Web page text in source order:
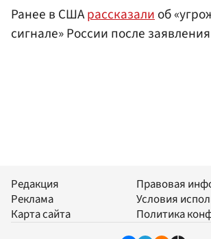
Ранее в СШАрассказалиоб
сигнале» России после
Редакция
Реклама
Карта сайта
Правовая
Условия
Политика